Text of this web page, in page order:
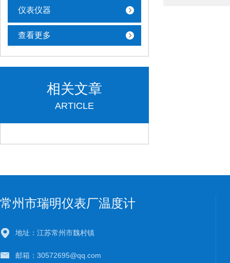
仪表仪器
查看更多
相关文章
ARTICLE
常州市瑞明仪表厂温度计
地址：江苏常州市魏村镇
邮箱：30572695@qq.com